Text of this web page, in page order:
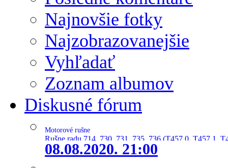
Najnovšie fotky
Najzobrazovanejšie
Vyhľadať
Zoznam albumov
Diskusné fórum
Motorové rušne
Rušne radu 714, 730, 731, 735, 736 (T457.0, T457.1,
08.08.2020. 21:00